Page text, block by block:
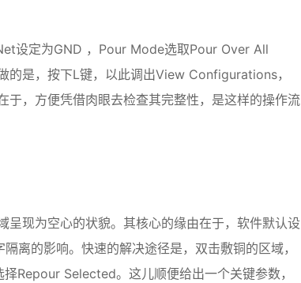
设定为GND ，Pour Mode选取Pour Over All
是，按下L键，以此调出View Configurations，
，方便凭借肉眼去检查其完整性，是这样的操作流
现为空心的状貌。其核心的缘由在于，软件默认设
离的影响。快速的解决途径是，双击敷铜的区域，
Repour Selected。这儿顺便给出一个关键参数，